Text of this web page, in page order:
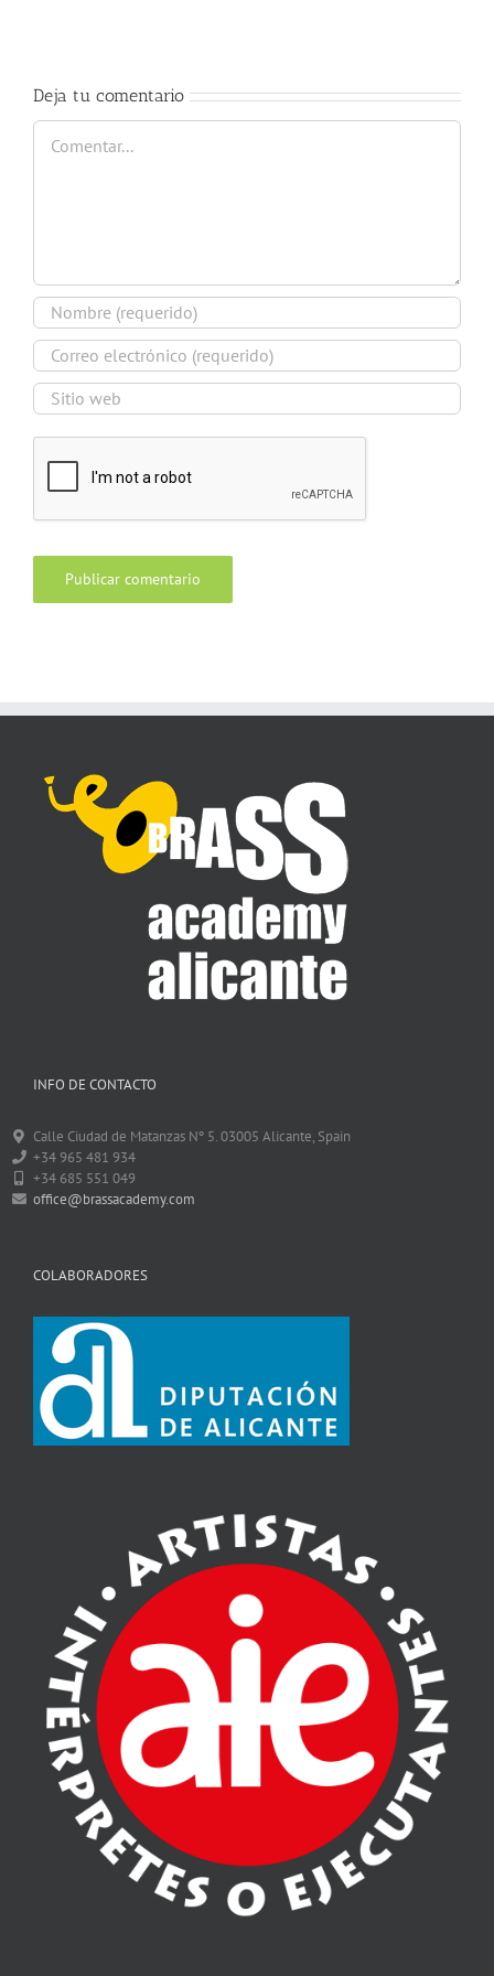
Deja tu comentario
Comentar
INFO DE CONTACTO
Calle Ciudad de Matanzas Nº 5. 03005 Alicante, Spain
+34 965 481 934
+34 685 551 049
office@brassacademy.com
COLABORADORES